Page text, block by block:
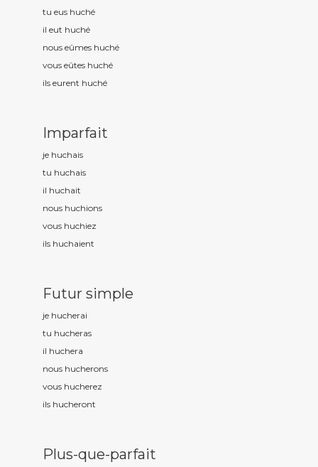
tu eus huché
il eut huché
nous eûmes huché
vous eûtes huché
ils eurent huché
Imparfait
je huchais
tu huchais
il huchait
nous huchions
vous huchiez
ils huchaient
Futur simple
je hucherai
tu hucheras
il huchera
nous hucherons
vous hucherez
ils hucheront
Plus-que-parfait